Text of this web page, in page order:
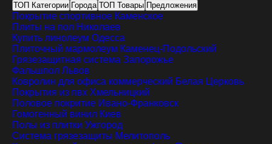
ТОП Категории Города ТОП Товары Предложения
Покрытие спортивное Каменское
Плиты на пол Николаев
Купить линолеум Одесса
Плиточный мармолеум Каменец-Подольский
Грязезащитная система Запорожье
Фальшпол Львов
Ковролин для офиса коммерческий Белая Церковь
Покрытия из пвх Хмельницкий
Половое покритие Ивано-Франковск
Гомогенный винил Киев
Полы из плитки Ужгород
Система грязезащиты Мелитополь